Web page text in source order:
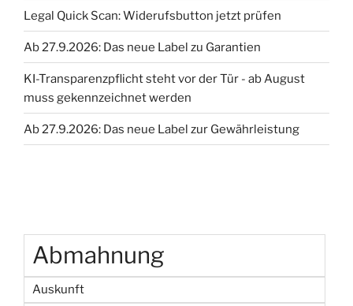
–
„orthopädische
Matratze““
Legal Quick Scan: Widerufsbutton jetzt prüfen
Ab 27.9.2026: Das neue Label zu Garantien
KI-Transparenzpflicht steht vor der Tür - ab August
muss gekennzeichnet werden
Ab 27.9.2026: Das neue Label zur Gewährleistung
Abmahnung
Auskunft